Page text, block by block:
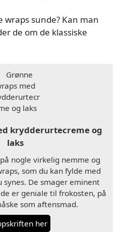
sunde? Kan man
de om de klassiske
krydderurtecreme og
laks
nogle virkelig nemme og
som du kan fylde med
synes. De smager eminent
er geniale til frokosten, på
som aftensmad.
her